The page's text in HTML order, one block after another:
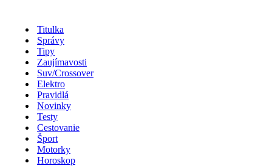
Titulka
Správy
Tipy
Zaujímavosti
Suv/Crossover
Elektro
Pravidlá
Novinky
Testy
Cestovanie
Šport
Motorky
Horoskop